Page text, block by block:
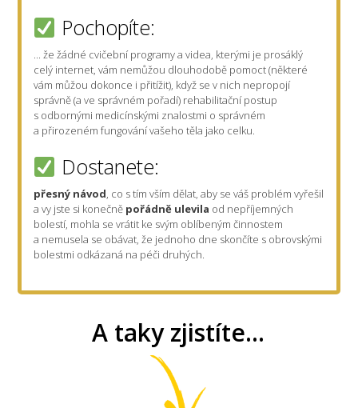
Pochopíte:
... že žádné cvičební programy a videa, kterými je prosáklý
celý internet, vám nemůžou dlouhodobě pomoct (některé
vám můžou dokonce i přitížit), když se v nich nepropojí
správně (a ve správném pořadí) rehabilitační postup
s odbornými medicínskými znalostmi o správném
a přirozeném fungování vašeho těla jako celku.
Dostanete:
přesný návod, co s tím vším dělat, aby se váš problém vyřešil
a vy jste si konečně pořádně ulevila od nepříjemných
bolestí, mohla se vrátit ke svým oblíbeným činnostem
a nemusela se obávat, že jednoho dne skončíte s obrovskými
bolestmi odkázaná na péči druhých.
A taky zjistíte...